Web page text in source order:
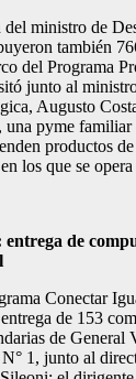
ministro de
también
del Programa
junto al
Augusto
pyme familiar
productos
los que se
de
Conectar
de 153
de General
1, junto al